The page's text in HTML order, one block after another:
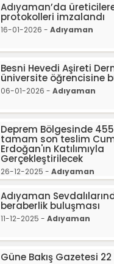
Adıyaman’da
protokolleri imzalandı
16-01-2026 - Adıyaman
Besni Hevedi Aşireti
üniversite öğrencisine
06-01-2026 - Adıyaman
Deprem Bölgesinde
tamam son teslim
Erdoğan'ın Katılımıyla
Gerçekleştirilecek
26-12-2025 - Adıyaman
Adıyaman
beraberlik buluşması
11-12-2025 - Adıyaman
Güne Bakış Gazetesi 22